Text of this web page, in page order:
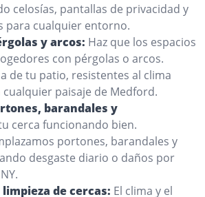
celosías, pantallas de privacidad y
para cualquier entorno.
y arcos: Haz que los espacios
con pérgolas o arcos.
de tu patio, resistentes al clima
cualquier paisaje de Medford.
barandales y
cerca funcionando bien.
portones, barandales y
desgaste diario o daños por
de cercas: El clima y el